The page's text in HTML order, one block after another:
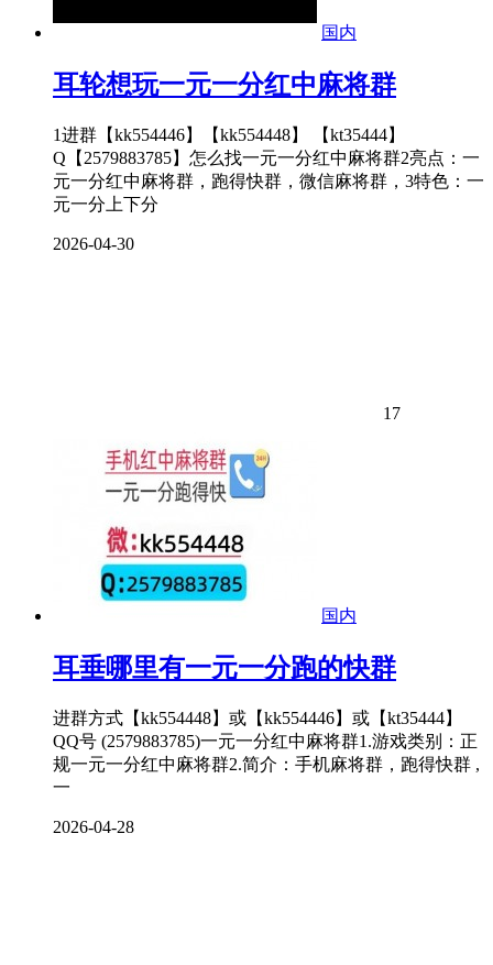
国内
耳轮想玩一元一分红中麻将群
1进群【kk554446】【kk554448】 【kt35444】
Q【2579883785】怎么找一元一分红中麻将群2亮点：一
元一分红中麻将群，跑得快群，微信麻将群，3特色：一
元一分上下分
2026-04-30
17
国内
耳垂哪里有一元一分跑的快群
进群方式【kk554448】或【kk554446】或【kt35444】
QQ号 (2579883785)一元一分红中麻将群1.游戏类别：正
规一元一分红中麻将群2.简介：手机麻将群，跑得快群 ,
一
2026-04-28